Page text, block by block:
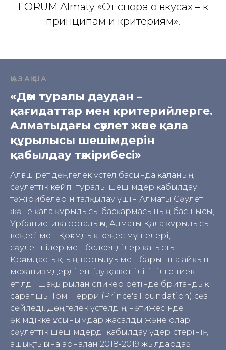
FORUM Almaty «От спора о вкусах – к
принципам и критериям».
ҚАЗАҚША
«Дәм туралы даудан –
қағидаттар мен критерийлерге.
Алматыдағы сәулет және қала
құрылысы шешімдерін
қабылдау тәжірибесі»
Алғаш рет дөңгелек үстел басында қаланың
сәулеттік кейпі туралы шешімдер қабылдау
тәжірибелерін талқылау үшін Алматы Сәулет
және қала құрылысы басқармасының басшысы,
Урбанистика орталығы, Алматы Қала құрылысы
кеңесі мен Қоғамдық кеңес мүшелері,
сәулетшілер мен белсенділер қатысты.
Қоғамдастықтың тартылуымен барынша айқын
механизмдерді енгізу қажеттілігі тілге тиек
етілді. Шақырылған спикер ретінде британдық
сарапшы Том Перри (Prince's Foundation) сөз
сөйледі. Дөңгелек үстелдің нәтижесінде
әкімдікке ұсынымдар жасалды және олар
сәулеттік шешімдерді қабылдау үдерістерінің
ашықтығына арналған 2018-2019 жылдардағы